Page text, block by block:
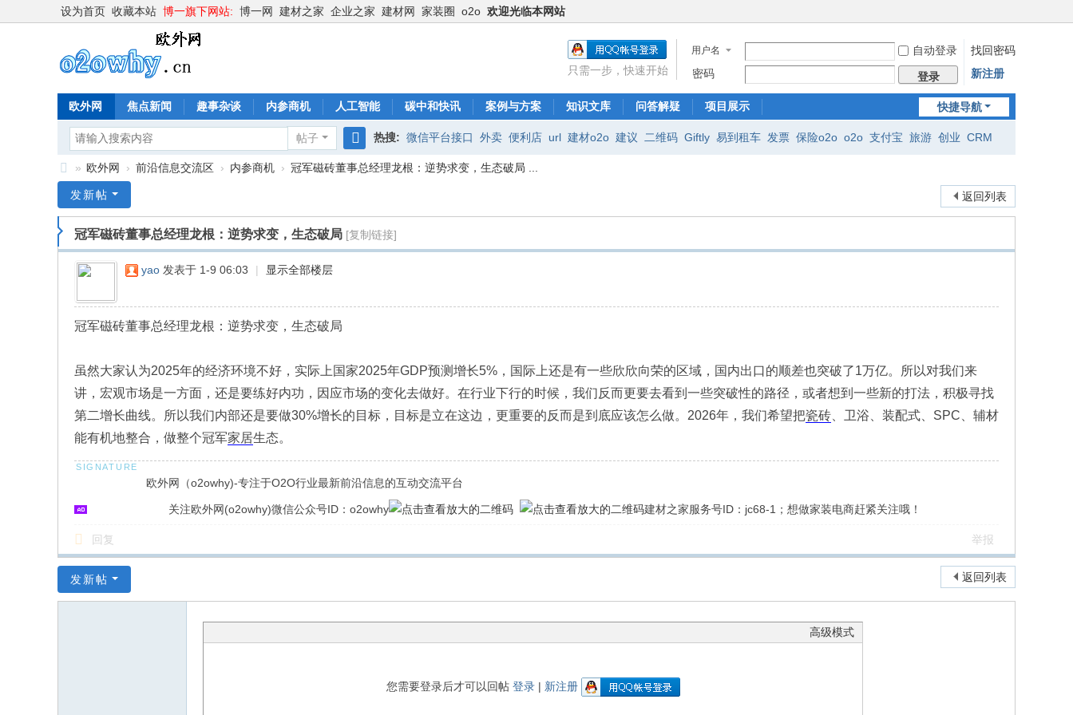
设为首页 收藏本站 博一旗下网站: 博一网 建材之家 企业之家 建材网 家装圈 o2o 欢迎光临本网站
用户名 自动登录
找回密码
密码
登录 新注册
只需一步，快速开始
快捷导航
欧外网 焦点新闻 趣事杂谈 内参商机 人工智能 碳中和快讯 案例与方案 知识文库 问答解疑 项目展示
帖子
搜
热搜: 微信平台接口 外卖 便利店 url 建材o2o 建议 二维码 Giftly 易到租车 发票 保险o2o o2o 支付宝 旅游 创业 CRM
腾讯电商 商业模式 微信O2O 服务
外
网
» 欧外网 › 前沿信息交流区 › 内参商机 › 冠军磁砖董事总经理龙根：逆势求变，生态破局 ...
返回列表
发新帖
冠军磁砖董事总经理龙根：逆势求变，生态破局 [复制链接]
yao 发表于 1-9 06:03 | 显示全部楼层
冠军磁砖董事总经理龙根：逆势求变，生态破局
虽然大家认为2025年的经济环境不好，实际上国家2025年GDP预测增长5%，国际上还是有一些欣欣向荣的区域，国内出口的顺差也突破了1万亿。所以对我们来
讲，宏观市场是一方面，还是要练好内功，因应市场的变化去做好。在行业下行的时候，我们反而更要去看到一些突破性的路径，或者想到一些新的打法，积极寻找
第二增长曲线。所以我们内部还是要做30%增长的目标，目标是立在这边，更重要的反而是到底应该怎么做。2026年，我们希望把瓷砖 、卫浴、装配式、SPC、辅材
能有机地整合，做整个冠军家居生态。
欧外网（o2owhy)-专注于O2O行业最新前沿信息的互动交流平台
关注欧外网(o2owhy)微信公众号ID：o2owhy 建材之家服务号ID：jc68-1；想做家装电商赶紧关注哦！
回复 举报
返回列表
发新帖
高级模式
您需要登录后才可以回帖 登录| 新注册